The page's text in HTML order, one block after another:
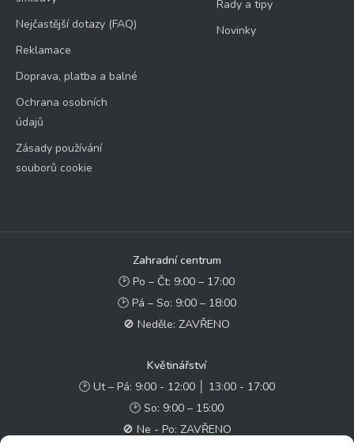
Nejčastější dotazy (FAQ)
Reklamace
Doprava, platba a balné
Ochrana osobních
údajů
Zásady používání
souborů cookie
Rady a tipy
Novinky
Zahradní centrum
🕑 Po – Čt: 9:00 – 17:00
🕑 Pá – So: 9:00 – 18:00
🚫 Neděle: ZAVŘENO
Květinářství
🕑 Ut – Pá: 9:00 - 12:00 │ 13:00 - 17:00
🕑 So: 9:00 – 15:00
🚫 Ne - Po: ZAVŘENO